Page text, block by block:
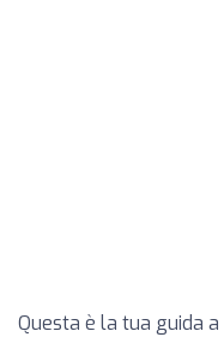
Questa è la tua guida a